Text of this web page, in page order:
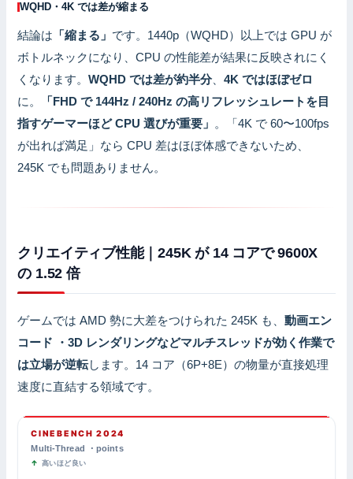
WQHD・4K では差が縮まる
結論は 「縮まる」 です。1440p（WQHD）以上では GPU が
ボトルネックになり、CPU の性能差が結果に反映されにく
くなります。WQHD では差が約半分、4K ではほぼゼロ
に。
「FHD で 144Hz / 240Hz の高リフレッシュレートを目
指すゲーマーほど CPU 選びが重要」 。「4K で 60〜100fps
が出れば満足」なら CPU 差はほぼ体感できないため、
245K でも問題ありません。
クリエイティブ性能｜245K が 14 コアで 9600X
の 1.52 倍
ゲームでは AMD 勢に大差をつけられた 245K も、動画エン
コード ・3D レンダリングなどマルチスレッドが効く作業で
は立場が逆転します。14 コア（6P+8E）の物量が直接処理
速度に直結する領域です。
CINEBENCH 2024
Multi-Thread ・points
高いほど良い